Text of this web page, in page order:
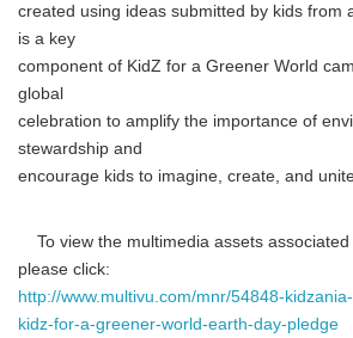
created using ideas submitted by kids from
is a key
component of KidZ for a Greener World
global
celebration to amplify the importance of
stewardship and
encourage kids to imagine, create, and
To view the multimedia assets associated
please click:
http://www.multivu.com/mnr/54848-
kidz-for-a-greener-world-earth-day-pledge